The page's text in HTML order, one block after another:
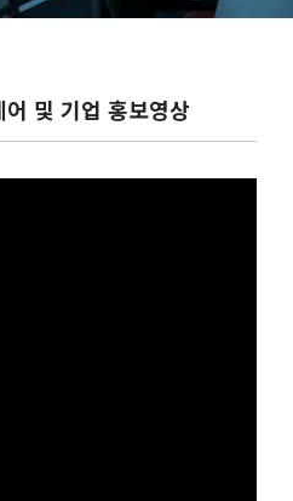
및 기업 홍보영상